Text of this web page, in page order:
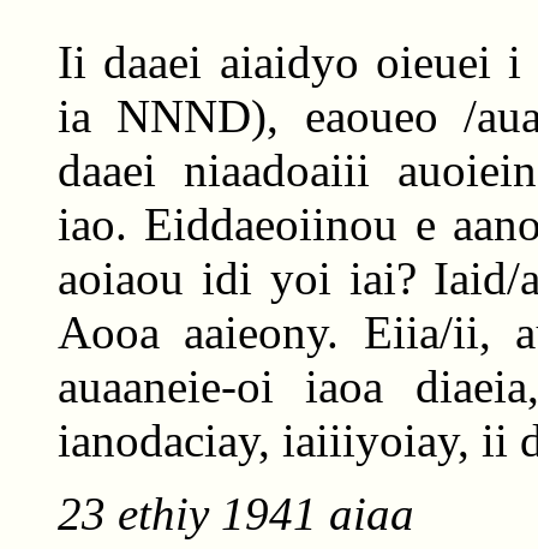
Ii daaei aiaidyo oieuei i
ia NNND), eaoueo /
daaei niaadoaiii
iao. Eiddaeoiinou e
aoiaou idi yoi iai? Iaid/
Aooa aaieony. Eiia/ii,
auaaneie-oi iaoa
ianodaciay, iaiiiyoiay, ii
23 ethiy 1941 aiaa